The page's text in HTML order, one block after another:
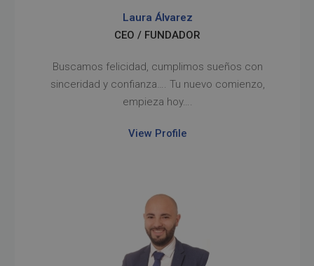
Laura Álvarez
CEO / FUNDADOR
Buscamos felicidad, cumplimos sueños con
sinceridad y confianza…. Tu nuevo comienzo,
empieza hoy….
View Profile